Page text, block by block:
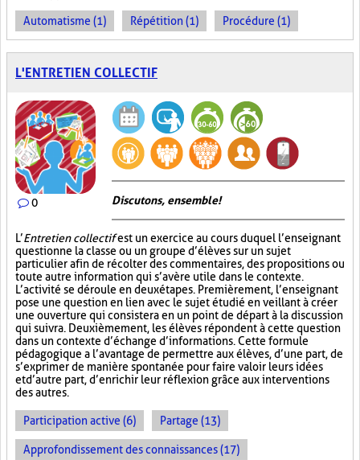
Automatisme (1) Répétition (1) Procédure (1)
L'ENTRETIEN COLLECTIF
0 Discutons, ensemble!
L’Entretien collectifest un exercice au cours duquel l’enseignant
questionne la classe ou un groupe d’élèves sur un sujet
particulier afin de récolter des commentaires, des propositions ou
toute autre information qui s’avère utile dans le contexte.
L’activité se déroule en deux étapes. Premièrement, l’enseignant
pose une question en lien avec le sujet étudié en veillant à créer
une ouverture qui consistera en un point de départ à la discussion
qui suivra. Deuxièmement, les élèves répondent à cette question
dans un contexte d’échange d’informations. Cette formule
pédagogique a l’avantage de permettre aux élèves, d’une part, de
s’exprimer de manière spontanée pour faire valoir leurs idées
et d’autre part, d’enrichir leur réflexion grâce aux interventions
des autres.
Participation active (6) Partage (13)
Approfondissement des connaissances (17)